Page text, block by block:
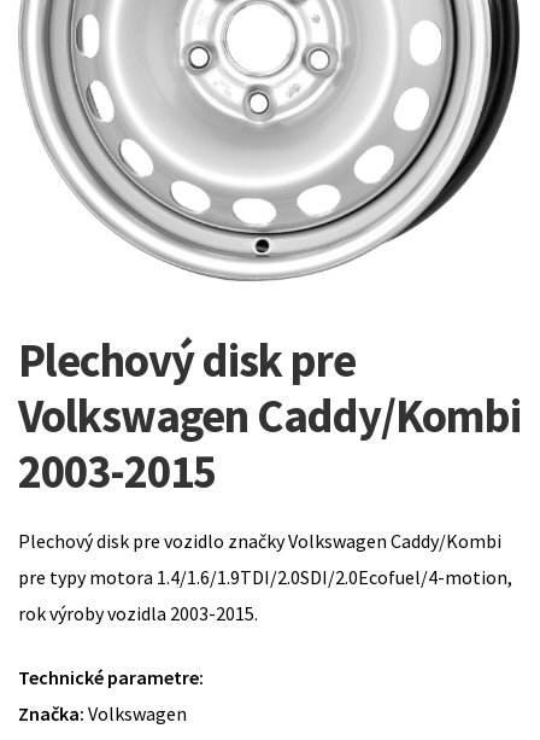
Plechový disk pre
Volkswagen Caddy/Kombi
2003-2015
Plechový disk pre vozidlo značky Volkswagen Caddy/Kombi
pre typy motora 1.4/1.6/1.9TDI/2.0SDI/2.0Ecofuel/4-motion,
rok výroby vozidla 2003-2015.
Technické parametre:
Značka: Volkswagen